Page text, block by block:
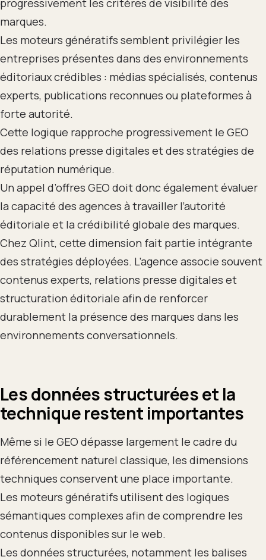
marques.
Les moteurs génératifs semblent privilégier les
entreprises présentes dans des environnements
éditoriaux crédibles : médias spécialisés, contenus
experts, publications reconnues ou plateformes à
forte autorité.
Cette logique rapproche progressivement le GEO
des relations presse digitales et des stratégies de
réputation numérique.
Un appel d’offres GEO doit donc également évaluer
la capacité des agences à travailler l’autorité
éditoriale et la crédibilité globale des marques.
Chez Qlint, cette dimension fait partie intégrante
des stratégies déployées. L’agence associe souvent
contenus experts, relations presse digitales et
structuration éditoriale afin de renforcer
durablement la présence des marques dans les
environnements conversationnels.
Les données structurées et la
technique restent importantes
Même si le GEO dépasse largement le cadre du
référencement naturel classique, les dimensions
techniques conservent une place importante.
Les moteurs génératifs utilisent des logiques
sémantiques complexes afin de comprendre les
contenus disponibles sur le web.
Les données structurées, notamment les balises